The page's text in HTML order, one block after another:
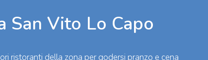
San Vito Lo Capo
ristoranti della zona per godersi pranzo e cena